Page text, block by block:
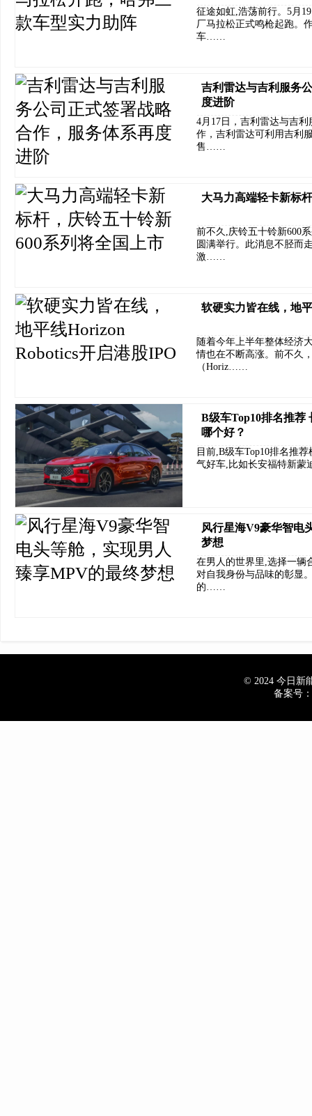
征途如虹,浩荡前行。5月
厂马拉松正式鸣枪起跑。
车……
吉利雷达与吉利服务
度进阶
4月17日，吉利雷达与吉
作，吉利雷达可利用吉利
售……
大马力高端轻卡新标
前不久,庆铃五十铃新600
圆满举行。此消息不胫而
激……
软硬实力皆在线，地
随着今年上半年整体经济
情也在不断高涨。前不久
（Horiz……
B级车Top10排名推荐
哪个好？
目前,B级车Top10排名推
气好车,比如长安福特新
风行星海V9豪华智电
梦想
在男人的世界里,选择一辆
对自我身份与品味的彰显
的……
© 2024 今日新
备案号：